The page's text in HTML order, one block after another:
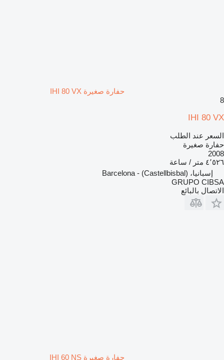
حفارة صغيرة IHI 80 VX
8
IHI 80 VX
السعر عند الطلب
حفارة صغيرة
2008
٤٬٥٢٦ متر / ساعة
إسبانيا، (Castellbisbal) - Barcelona
GRUPO CIBSA
الاتصال بالبائع
حفارة صغيرة IHI 60 NS